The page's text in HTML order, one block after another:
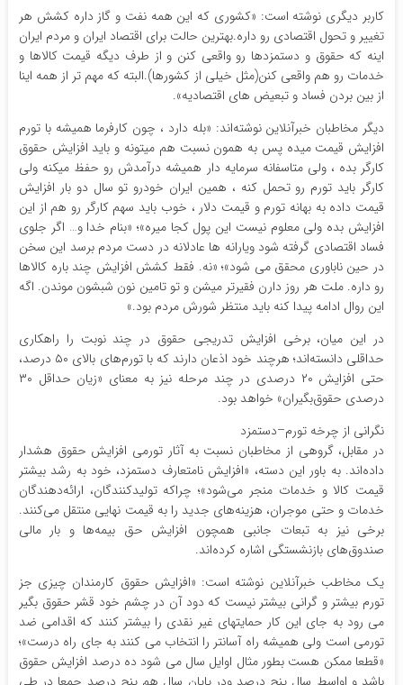
کاربر دیگری نوشته است: «کشوری که این همه نفت و گاز داره کشش هر
تغییر و تحول اقتصادی رو داره.بهترین حالت برای اقتصاد ایران و مردم ایران
اینه که حقوق و دستمزدها رو واقعی کنن و از طرف دیگه قیمت کالاها و
خدمات رو هم واقعی کنن(مثل خیلی از کشورها).البته که مهم تر از همه اینا
از بین بردن فساد و تبعیض های اقتصادیه».
دیگر مخاطبان خبرآنلاین نوشته‌اند: «بله دارد ، چون کارفرما همیشه با تورم
افزایش قیمت میده پس به همون نسبت هم میتونه و باید افزایش حقوق
کارگر بده ، ولی متاسفانه سرمایه دار همیشه درآمدش رو حفظ میکنه ولی
کارگر باید تورم رو تحمل کنه ، همین ایران خودرو تو سال دو بار افزایش
قیمت داده به بهانه تورم و قیمت دلار ، خوب باید سهم کارگر رو هم از این
افزایش بده ولی معلوم نیست این پول کجا میره»؛ «بنام خدا و… اگر جلوی
فساد اقتصادی گرفته شود ویارانه ها عادلانه در دست مردم برسد این سخن
در حین ناباوری محقق می شود»؛ «نه. فقط کشش افزایش چند باره کالاها
رو داره. ملت هر روز دارن فقیرتر میشن و تو تامین نون شبشون موندن. اگه
این روال ادامه پیدا کنه باید منتظر شورش مردم بود.»
در این میان، برخی افزایش تدریجی حقوق در چند نوبت را راهکاری
حداقلی دانسته‌اند؛ هرچند خود اذعان دارند که با تورم‌های بالای ۵۰ درصد،
حتی افزایش ۲۰ درصدی در چند مرحله نیز به معنای «زیان حداقل ۳۰
درصدی حقوق‌بگیران» خواهد بود.
نگرانی از چرخه تورم–دستمزد
در مقابل، گروهی از مخاطبان نسبت به آثار تورمی افزایش حقوق هشدار
داده‌اند. به باور این دسته، «افزایش نامتعارف دستمزد، خود به رشد بیشتر
قیمت کالا و خدمات منجر می‌شود»؛ چراکه تولیدکنندگان، ارائه‌دهندگان
خدمات و حتی موجران، هزینه‌های جدید را به قیمت نهایی منتقل می‌کنند.
برخی نیز به تبعات جانبی همچون افزایش حق بیمه‌ها و بار مالی
صندوق‌های بازنشستگی اشاره کرده‌اند.
یک مخاطب خبرآنلاین نوشته است: «افزایش حقوق کارمندان چیزی جز
تورم بیشتر و گرانی بیشتر نیست که دود آن در چشم خود قشر حقوق بگیر
می رود به جای این کار حمایتهای غیر نقدی را بیشتر کنند که اقدامی ضد
تورمی است ولی همیشه راه آسانتر را انتخاب می کنند به جای راه درست»؛
«قطعا ممکن هست بطور مثال اوایل سال می شود ده درصد افزایش حقوق